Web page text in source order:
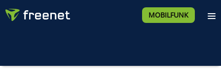
MOBILFUNK